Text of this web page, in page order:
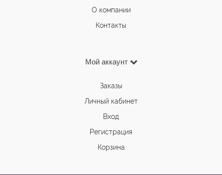
О компании
Контакты
Мой аккаунт
Заказы
Личный кабинет
Вход
Регистрация
Корзина